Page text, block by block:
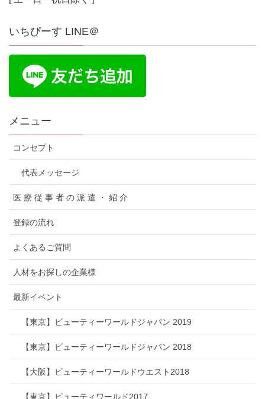
いちぴーす LINE＠
メニュー
コンセプト
代表メッセージ
医 療 従 事 者 の 派 遣 ・ 紹 介
登録の流れ
よくあるご質問
人材をお探しの企業様
最新イベント
【東京】ビューティーワールドジャパン 2019
【東京】ビューティーワールドジャパン 2018
【大阪】ビューティーワールドウエスト2018
【東京】ビューティワールド2017